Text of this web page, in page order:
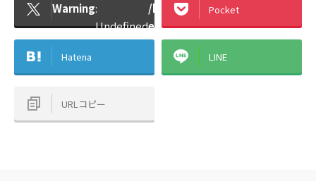
Warning:
Undefined
array key
in
/home/mechaeng48/
engineer48.com/public_html/
content/plugins/sns-count-
cache/sns-count-cache.php
Pocket
Hatena LINE
URLコピー